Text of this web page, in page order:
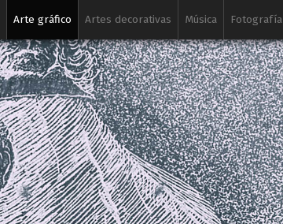
Arte gráfico Artes decorativas Música Fotografía